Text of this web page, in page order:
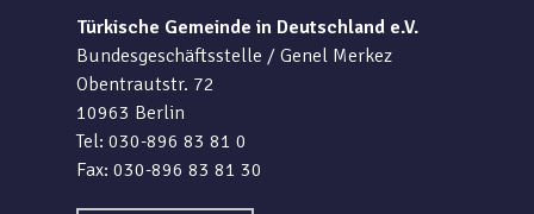
Türkische Gemeinde in Deutschland e.V.
Bundesgeschäftsstelle / Genel Merkez
Obentrautstr. 72
10963 Berlin
Tel: 030-896 83 81 0
Fax: 030-896 83 81 30